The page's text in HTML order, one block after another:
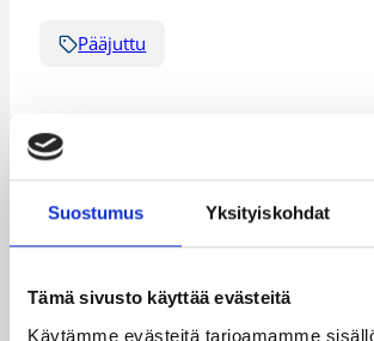
Suostumus Yksityiskohdat
Tämä sivusto käyttää evästeitä
Käytämme evästeitä tarjoamamme
Pääjuttu
Katso myös